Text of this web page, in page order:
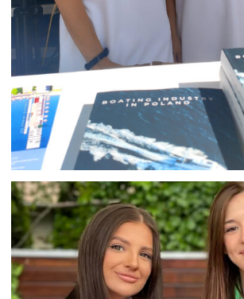
HOSTESSY TARGI POLBOAT
YACHTING FESTIVAL GDYNIA